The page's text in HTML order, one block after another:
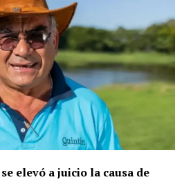
se elevó a juicio la causa de